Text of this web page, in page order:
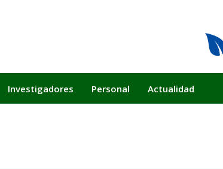
Investigadores Personal Actualidad